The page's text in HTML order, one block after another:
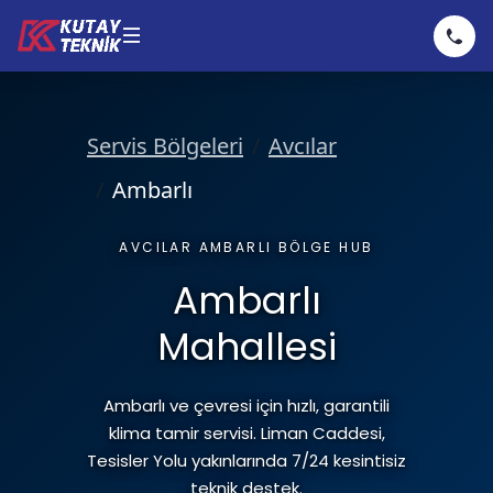
Klima Servisi
Klima Tamiri
Klima Montajı
Kombi Bakımı
Kombi Tamiri
Hizmetler
Hakkımızda
Servis Bölgeleri
Avcılar
Ambarlı
AVCILAR AMBARLI BÖLGE HUB
Ambarlı
Mahallesi
Ambarlı ve çevresi için hızlı, garantili
klima tamir servisi. Liman Caddesi,
Tesisler Yolu yakınlarında 7/24 kesintisiz
teknik destek.